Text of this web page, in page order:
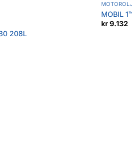
208L
MOBIL
kr9.132